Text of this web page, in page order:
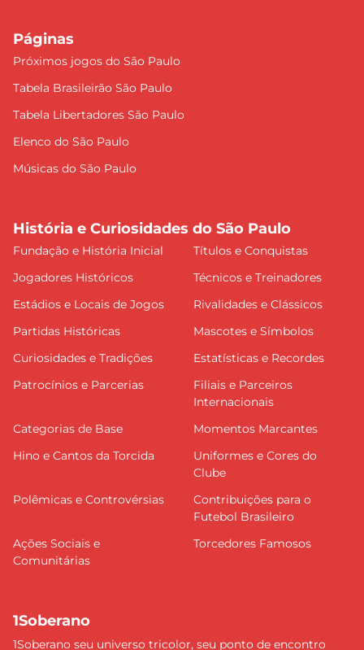
Páginas
Próximos jogos do São Paulo
Tabela Brasileirão São Paulo
Tabela Libertadores São Paulo
Elenco do São Paulo
Músicas do São Paulo
História e Curiosidades do São Paulo
Fundação e História Inicial
Títulos e Conquistas
Jogadores Históricos
Técnicos e Treinadores
Estádios e Locais de Jogos
Rivalidades e Clássicos
Partidas Históricas
Mascotes e Símbolos
Curiosidades e Tradições
Estatísticas e Recordes
Patrocínios e Parcerias
Filiais e Parceiros
Internacionais
Categorias de Base
Momentos Marcantes
Hino e Cantos da Torcida
Uniformes e Cores do
Clube
Polêmicas e Controvérsias
Contribuições para o
Futebol Brasileiro
Ações Sociais e
Comunitárias
Torcedores Famosos
1Soberano
1Soberano seu universo tricolor, seu ponto de encontro